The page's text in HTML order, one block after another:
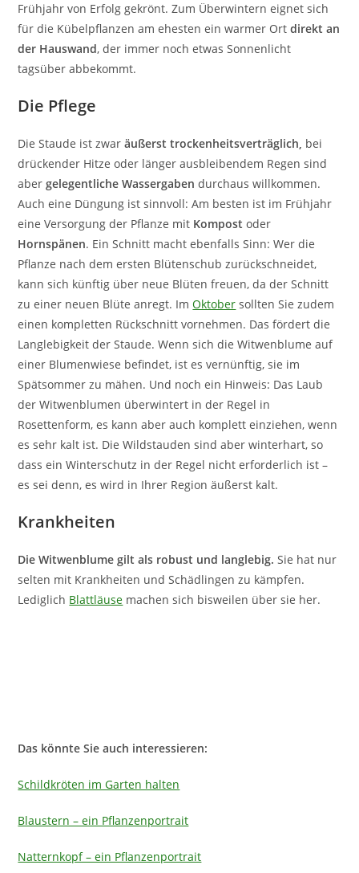
Frühjahr von Erfolg gekrönt. Zum Überwintern eignet sich
für die Kübelpflanzen am ehesten ein warmer Ortdirekt an
der Hauswand, der immer noch etwas Sonnenlicht
tagsüber abbekommt.
Die Pflege
Die Staude ist zwaräußerst trockenheitsverträglich, bei
drückender Hitze oder länger ausbleibendem Regen sind
abergelegentliche Wassergaben durchaus willkommen.
Auch eine Düngung ist sinnvoll: Am besten ist im Frühjahr
eine Versorgung der Pflanze mit Kompost oder
Hornspänen. Ein Schnitt macht ebenfalls Sinn: Wer die
Pflanze nach dem ersten Blütenschub zurückschneidet,
kann sich künftig über neue Blüten freuen, da der Schnitt
zu einer neuen Blüte anregt. ImOktober sollten Sie zudem
einen kompletten Rückschnitt vornehmen. Das fördert die
Langlebigkeit der Staude. Wenn sich die Witwenblume auf
einer Blumenwiese befindet, ist es vernünftig, sie im
Spätsommer zu mähen. Und noch ein Hinweis: Das Laub
der Witwenblumen überwintert in der Regel in
Rosettenform, es kann aber auch komplett einziehen, wenn
es sehr kalt ist. Die Wildstauden sind aber winterhart, so
dass ein Winterschutz in der Regel nicht erforderlich ist –
es sei denn, es wird in Ihrer Region äußerst kalt.
Krankheiten
Die Witwenblume gilt als robust und langlebig. Sie hat nur
selten mit Krankheiten und Schädlingen zu kämpfen.
Lediglich Blattläuse machen sich bisweilen über sie her.
Das könnte Sie auch interessieren:
Schildkröten im Garten halten
Blaustern – ein Pflanzenportrait
Natternkopf – ein Pflanzenportrait